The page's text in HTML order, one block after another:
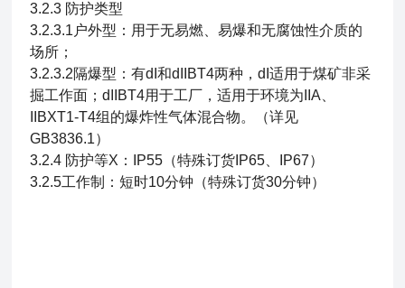
3.2.3 防护类型
3.2.3.1户外型：用于无易燃、易爆和无腐蚀性介质的
场所；
3.2.3.2隔爆型：有dI和dIIBT4两种，dI适用于煤矿非采
掘工作面；dIIBT4用于工厂，适用于环境为IIA、
IIBXT1-T4组的爆炸性气体混合物。（详见
GB3836.1）
3.2.4 防护等X：IP55（特殊订货IP65、IP67）
3.2.5工作制：短时10分钟（特殊订货30分钟）